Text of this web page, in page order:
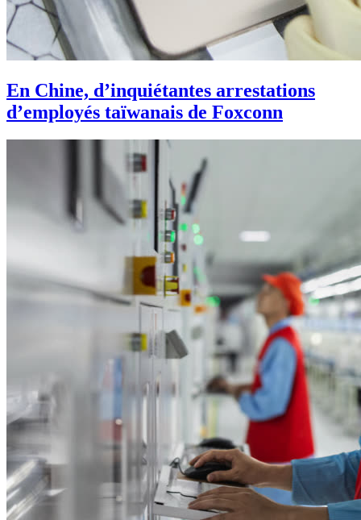
En Chine, d’inquiétantes arrestations
d’employés taïwanais de Foxconn